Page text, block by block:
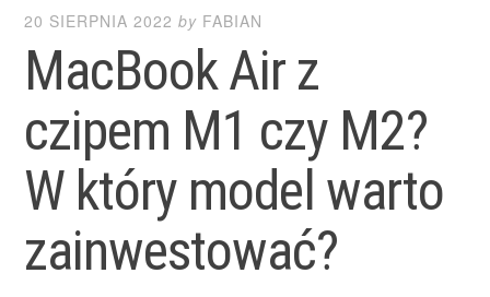
20 SIERPNIA 2022 by FABIAN
MacBook Air z
czipem M1 czy M2?
W który model warto
zainwestować?